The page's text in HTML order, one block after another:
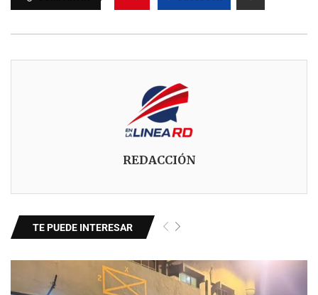
REDACCIÓN
TE PUEDE INTERESAR